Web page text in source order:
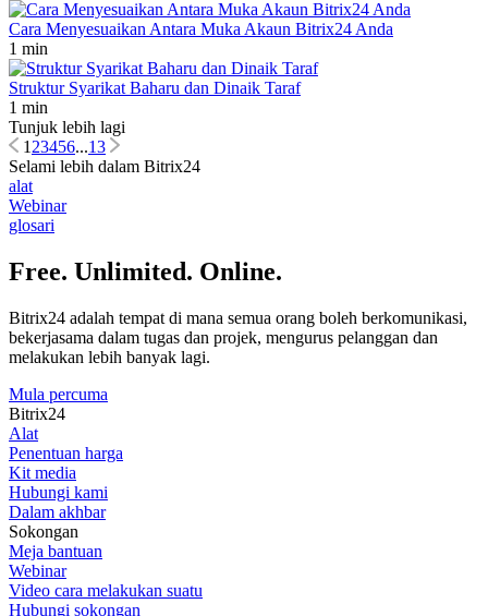
Cara Menyesuaikan Antara Muka Akaun Bitrix24 Anda
1 min
Struktur Syarikat Baharu dan Dinaik Taraf
1 min
Tunjuk lebih lagi
1 23456...13
Selami lebih dalam Bitrix24
alat
Webinar
glosari
Free. Unlimited. Online.
Bitrix24 adalah tempat di mana semua orang boleh berkomunikasi,
bekerjasama dalam tugas dan projek, mengurus pelanggan dan
melakukan lebih banyak lagi.
Mula percuma
Bitrix24
Alat
Penentuan harga
Kit media
Hubungi kami
Dalam akhbar
Sokongan
Meja bantuan
Webinar
Video cara melakukan suatu
Hubungi sokongan